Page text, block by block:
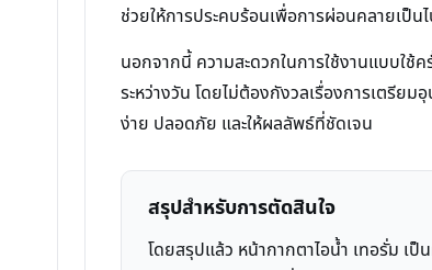
ช่วยให้การประคบร้อนเพื่อการผ่อนคลายเป็
นอกจากนี้ ความสะดวกในการใช้งานแบบใ
ระหว่างวัน โดยไม่ต้องกังวลเรื่องการเตรีย
ง่าย ปลอดภัย และให้ผลลัพธ์ที่ชัดเจน
สรุปสำหรับการตัดสินใจ
โดยสรุปแล้ว หน้ากากตาไอน้ำ เทอรั่ม